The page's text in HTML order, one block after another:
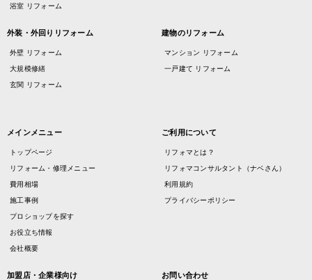
浴室 リフォーム
外装・外回りリフォーム
外壁 リフォーム
大規模修繕
玄関 リフォーム
建物のリフォーム
マンション リフォーム
一戸建て リフォーム
メインメニュー
トップページ
リフォーム・修理メニュー
費用相場
施工事例
プロショップを探す
お役立ち情報
会社概要
ご利用について
リフォマとは？
リフォマコンサルタント（ナベさん）
利用規約
プライバシーポリシー
加盟店・企業様向け お問い合わせ